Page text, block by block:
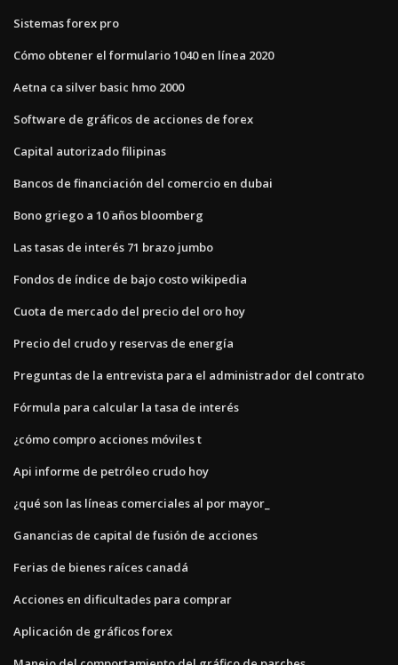
Sistemas forex pro
Cómo obtener el formulario 1040 en línea 2020
Aetna ca silver basic hmo 2000
Software de gráficos de acciones de forex
Capital autorizado filipinas
Bancos de financiación del comercio en dubai
Bono griego a 10 años bloomberg
Las tasas de interés 71 brazo jumbo
Fondos de índice de bajo costo wikipedia
Cuota de mercado del precio del oro hoy
Precio del crudo y reservas de energía
Preguntas de la entrevista para el administrador del contrato
Fórmula para calcular la tasa de interés
¿cómo compro acciones móviles t
Api informe de petróleo crudo hoy
¿qué son las líneas comerciales al por mayor_
Ganancias de capital de fusión de acciones
Ferias de bienes raíces canadá
Acciones en dificultades para comprar
Aplicación de gráficos forex